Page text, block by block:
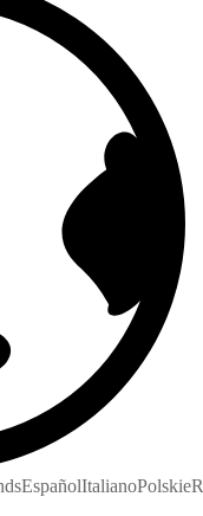
EspañolItalianoPolskie